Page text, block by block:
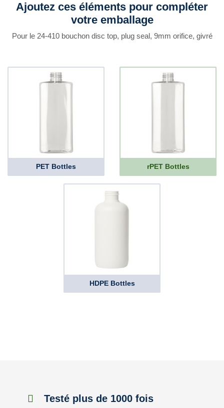
Ajoutez ces éléments pour compléter
votre emballage
Pour le 24-410 bouchon disc top, plug seal, 9mm orifice, givré
PET Bottles rPET Bottles
HDPE Bottles
Testé plus de 1000 fois